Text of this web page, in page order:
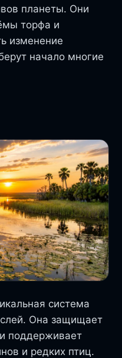
планеты. Они
торфа и
изменение
начало многие
система
Она защищает
поддерживает
и редких птиц.